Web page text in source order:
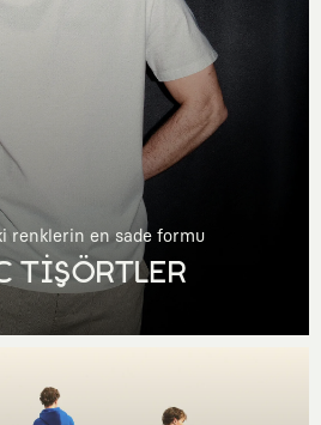
renklerin en sade formu
TİŞÖRTLER